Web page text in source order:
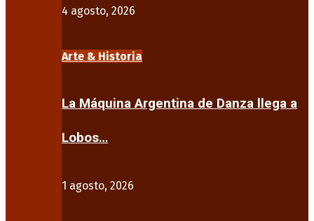
4 agosto, 2026
Arte & Historia
La Máquina Argentina de Danza llega a
Lobos…
1 agosto, 2026